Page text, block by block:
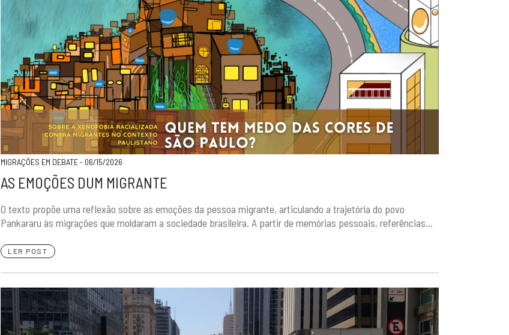
MIGRAÇÕES EM DEBATE - 06/15/2026
AS EMOÇÕES DUM MIGRANTE
O texto propõe uma reflexão sobre as emoções da pessoa migrante, articulando a trajetória do povo
Pankararu às migrações que moldaram a sociedade brasileira. A partir de memórias pessoais, referências...
LER POST